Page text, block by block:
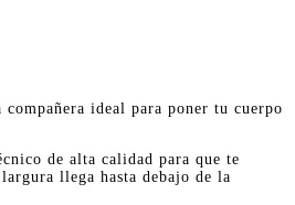
ideal para poner tu cuerpo
de alta calidad para que te
llega hasta debajo de la